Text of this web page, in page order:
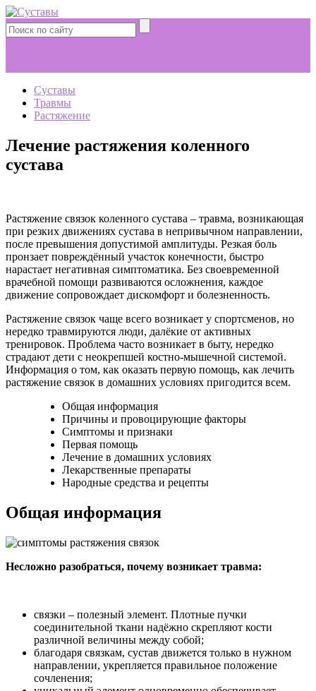
Суставы
Травмы
Растяжение
Лечение растяжения коленного
сустава
Растяжение связок коленного сустава – травма, возникающая
при резких движениях сустава в непривычном направлении,
после превышения допустимой амплитуды. Резкая боль
пронзает повреждённый участок конечности, быстро
нарастает негативная симптоматика. Без своевременной
врачебной помощи развиваются осложнения, каждое
движение сопровождает дискомфорт и болезненность.
Растяжение связок чаще всего возникает у спортсменов, но
нередко травмируются люди, далёкие от активных
тренировок. Проблема часто возникает в быту, нередко
страдают дети с неокрепшей костно-мышечной системой.
Информация о том, как оказать первую помощь, как лечить
растяжение связок в домашних условиях пригодится всем.
Общая информация
Причины и провоцирующие факторы
Симптомы и признаки
Первая помощь
Лечение в домашних условиях
Лекарственные препараты
Народные средства и рецепты
Общая информация
Несложно разобраться, почему возникает травма:
связки – полезный элемент. Плотные пучки
соединительной ткани надёжно скрепляют кости
различной величины между собой;
благодаря связкам, сустав движется только в нужном
направлении, укрепляется правильное положение
сочленения;